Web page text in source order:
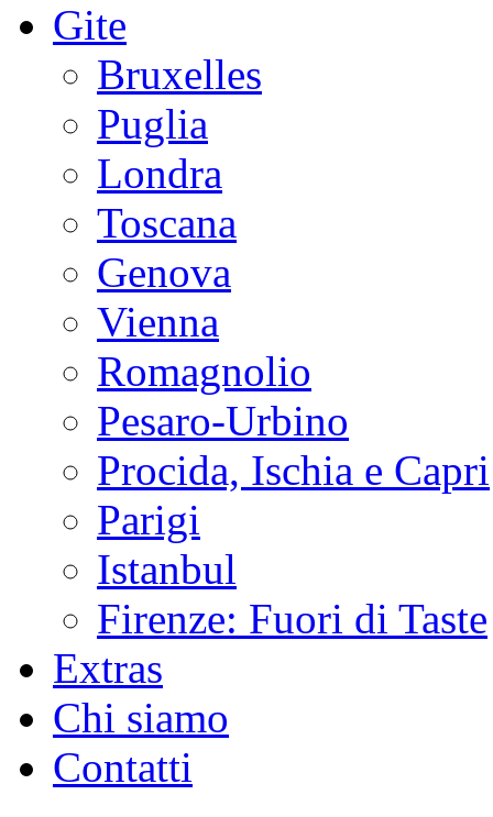
Gite
Bruxelles
Puglia
Londra
Toscana
Genova
Vienna
Romagnolio
Pesaro-Urbino
Procida, Ischia e Capri
Parigi
Istanbul
Firenze: Fuori di Taste
Extras
Chi siamo
Contatti